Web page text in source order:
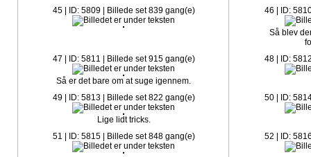
45 | ID: 5809 | Billede set 839 gang(e) 46 | ID:
Så blev
47 | ID: 5811 | Billede set 915 gang(e)
Så er det bare om at suge igennem.
48 | ID:
49 | ID: 5813 | Billede set 822 gang(e)
Lige lidt tricks.
50 | ID:
51 | ID: 5815 | Billede set 848 gang(e) 52 | ID: